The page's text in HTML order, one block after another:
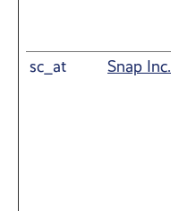
sc_at Snap Inc.